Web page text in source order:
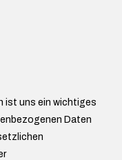
ist uns ein wichtiges
Daten